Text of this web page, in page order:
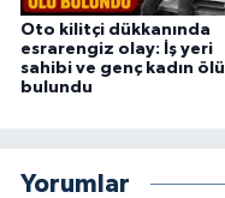
Oto kilitçi dükkanında
esrarengiz olay: İş yeri
sahibi ve genç kadın ölü
bulundu
Yorumlar